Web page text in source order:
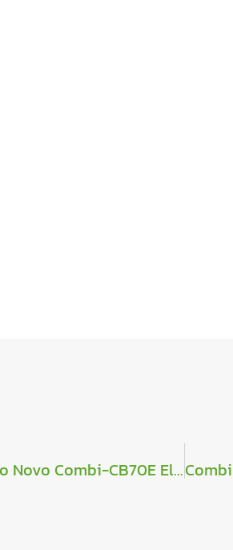
Combilift Terceiro Prémio Red Dot Pelo Novo Combi-CB70E Elétrico De 7 Toneladas